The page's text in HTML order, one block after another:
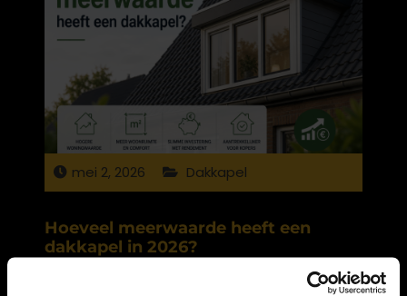
mei 2, 2026 Dakkapel
Hoeveel meerwaarde heeft een
dakkapel in 2026?
Een dakkapel levert in 2026 gemiddeld 65% tot